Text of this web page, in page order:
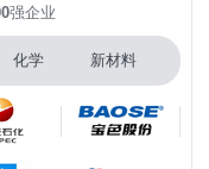
强企业
化学 新材料